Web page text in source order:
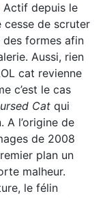
Actif depuis le
cesse de scruter
des formes afin
Aussi, rien
cat revienne
c’est le cas
Cat qui
A l’origine de
de 2008
plan un
malheur.
le félin